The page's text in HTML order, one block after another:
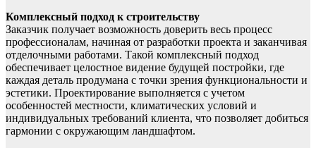
Комплексный подход к строительству
Заказчик получает возможность доверить весь процесс
профессионалам, начиная от разработки проекта и заканчивая
отделочными работами. Такой комплексный подход
обеспечивает целостное видение будущей постройки, где
каждая деталь продумана с точки зрения функциональности и
эстетики. Проектирование выполняется с учетом
особенностей местности, климатических условий и
индивидуальных требований клиента, что позволяет добиться
гармонии с окружающим ландшафтом.